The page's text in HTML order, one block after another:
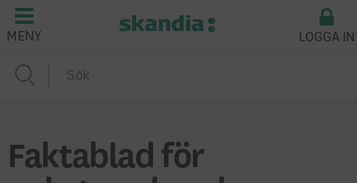
MENY LOGGA IN
Faktablad för